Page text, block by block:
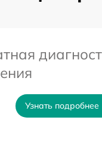
Узнать подробнее